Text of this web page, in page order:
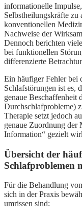
informationelle
Selbstheilungskräfte
konventionellen
Nachweise der
Dennoch berichten
bei funktionellen
differenzierte
Ein häufiger Fehler bei
Schlafstörungen ist es,
genaue Beschaffenheit
Durchschlafprobleme)
Therapie setzt jedoch
genaue Zuordnung der
Information“ gezielt
Übersicht der
Schlafproblemen
Für die Behandlung
sich in der Praxis
umrissen sind: